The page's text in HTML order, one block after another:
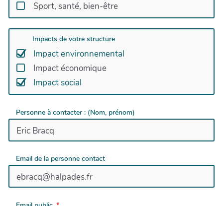
Sport, santé, bien-être
Impacts de votre structure
Impact environnemental
Impact économique
Impact social
Personne à contacter : (Nom, prénom)
Email de la personne contact